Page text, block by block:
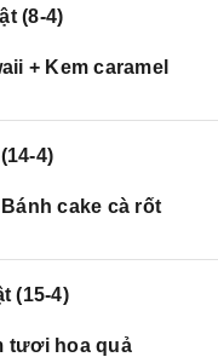
(8-4)
+ Kem caramel
4)
cake cà rốt
(15-4)
tươi hoa quả